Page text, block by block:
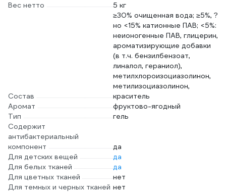
Вес нетто
5 кг
Состав
≥30% очищенная вода; ≥5%, ?
но <15% катионные ПАВ; <5%:
неионогенные ПАВ, глицерин,
ароматизирующие добавки
(в т.ч. бензилбензоат,
линалол, гераниол),
метилхлороизоциазолинон,
метилизоциазолинон,
краситель
Аромат
фруктово-ягодный
Тип
гель
Содержит
антибактериальный
компонент
да
Для детских вещей
да
Для белых тканей
да
Для цветных тканей
нет
Для темных и черных тканей нет